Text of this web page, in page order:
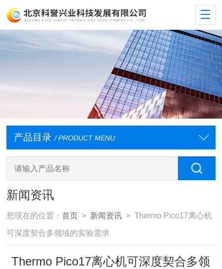
产品目录 / PRODUCT MENU
新闻资讯
您现在的位置：首页 > 新闻资讯 > Thermo Pico17离心机
可深度契合多领域的实验需求
Thermo Pico17离心机可深度契合多领